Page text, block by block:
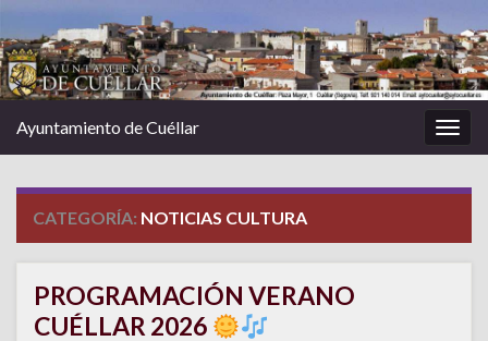
la
Ayuntamiento de Cuéllar
CATEGORÍA: NOTICIAS CULTURA
PROGRAMACIÓN VERANO
CUÉLLAR 2026